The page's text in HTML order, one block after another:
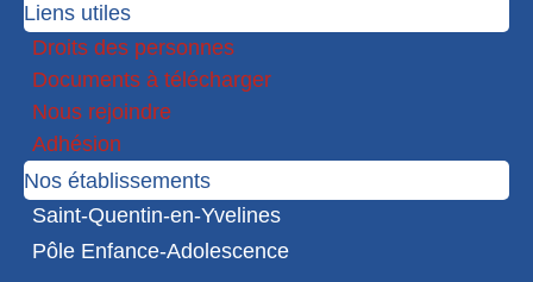
Liens utiles
Droits des personnes
Documents à télécharger
Nous rejoindre
Adhésion
Nos établissements
Saint-Quentin-en-Yvelines
Pôle Enfance-Adolescence